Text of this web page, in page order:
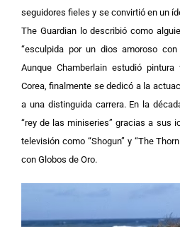
seguidores fieles y se convirtió en un
The Guardian lo describió como
“esculpida por un dios amoroso
Aunque Chamberlain estudió
Corea, finalmente se dedicó a la
a una distinguida carrera. En la
“rey de las miniseries” gracias a sus
televisión como “Shogun” y “The
con Globos de Oro.